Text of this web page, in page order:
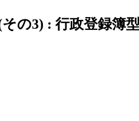
の3) : 行政登録簿